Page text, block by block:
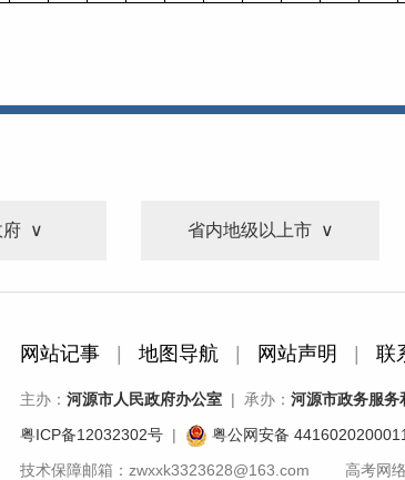
省内地级以上市
网站记事 地图导航 网站声明 联
主办： 河源市人民政府办公室 | 承办： 河源市政务服务
粤ICP备12032302号 | 粤公网安备
技术保障邮箱：zwxxk3323628@163.com 高考网络